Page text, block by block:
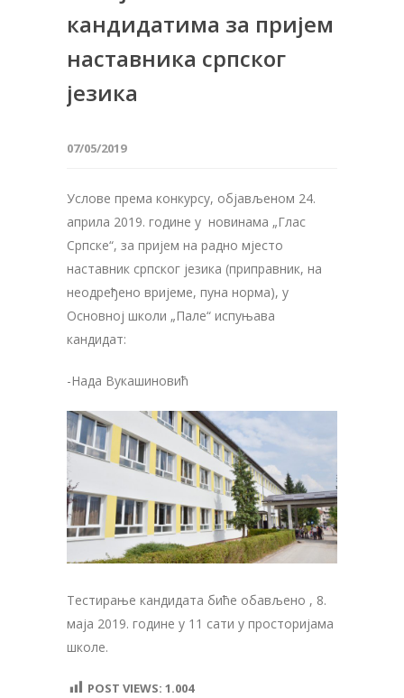
кандидатима за пријем
наставника српског
језика
07/05/2019
Услове према конкурсу, објављеном 24.
априла 2019. године у новинама „Глас
Српске“, за пријем на радно мјесто
наставник српског језика (приправник, на
неодређено вријеме, пуна норма), у
Основној школи „Пале“ испуњава
кандидат:
-Нада Вукашиновић
Тестирање кандидата биће обављено , 8.
маја 2019. године у 11 сати у просторијама
школе.
POST VIEWS: 1.004